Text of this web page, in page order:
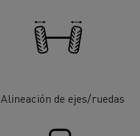
Alineación de ejes/ruedas